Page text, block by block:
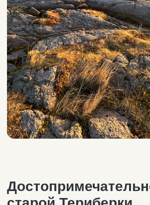
На месте впадения реки Териберки
в Баренцево море, расположено одна
из самых фотографируемых локаций
в России (по данным опроса Aviasales
за 2020 год, кладбище кораблей
популярно среди туристов наравне
с Байкалом и кипарисовой рощей
на озеро Сукко).
Остовы брошенных рыболовецких
судов — свидетельства процветания
рыбного промысла в Териберке.
Вплоть до 1960-х годов здесь работали
2 рыболовецких колхоза, 2 рыбозавода
и судоремонтные мастерские.
рыбного комбината в Мурманске, суда
Териберки постепенно стали
становиться невостребованными.